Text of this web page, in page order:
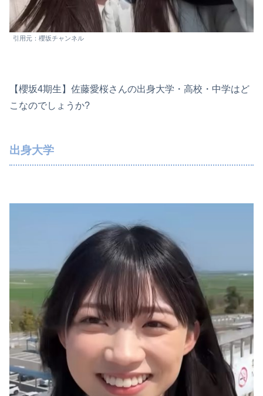
引用元：櫻坂チャンネル
【櫻坂4期生】佐藤愛桜さんの出身大学・高校・中学はど
こなのでしょうか?
出身大学